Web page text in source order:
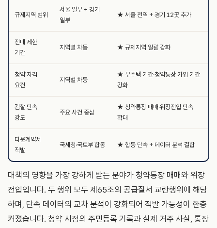
규제지역 범위
서울 일부 + 경기
일부
★ 서울 전역 + 경기 12곳 추가
전매 제한
기간
지역별 차등 ★ 규제지역 일괄 강화
청약 자격
요건
지역별 차등
★ 무주택 기간·청약통장 가입 기간
강화
검찰 단속
강도
주요 사건 중심
★ 청약통장 매매·위장전입 단속
확대
다운계약서
적발
국세청·국토부 합동 ★ 합동 단속 + 데이터 분석 결합
대책의 영향을 가장 강하게 받는 분야가 청약통장 매매와 위장
전입입니다. 두 행위 모두 제65조의 공급질서 교란행위에 해당
하며, 단속 데이터의 교차 분석이 강화되어 적발 가능성이 한층
커졌습니다. 청약 시점의 주민등록 기록과 실제 거주 사실, 통장